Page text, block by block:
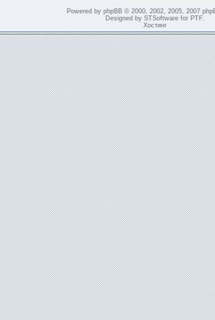
Powered by phpBB© 2000, 2002, 2005, 2007
Designed by STSoftwarefor PTF.
Хостинг